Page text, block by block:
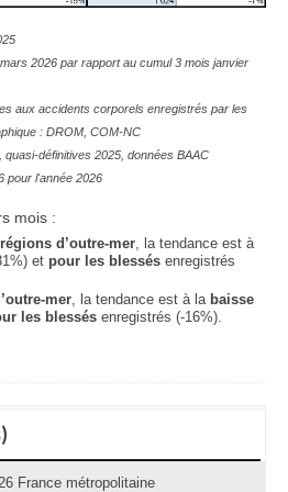
2026 par rapport au cumul 3 mois janvier
aux accidents corporels enregistrés par les
: DROM, COM-NC
définitives 2025, données BAAC
pour l'année 2026
mois :
d’outre-mer , la tendance est à
et pour les blessés enregistrés
mer , la tendance est à la baisse
les blessés enregistrés (-16%)
France métropolitaine